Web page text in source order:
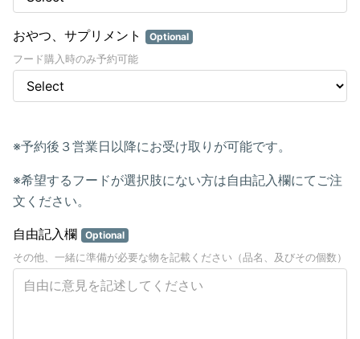
おやつ、サプリメント Optional
フード購入時のみ予約可能
※予約後３営業日以降にお受け取りが可能です。
※希望するフードが選択肢にない方は自由記入欄にてご注
文ください。
自由記入欄 Optional
その他、一緒に準備が必要な物を記載ください（品名、及びその個数）